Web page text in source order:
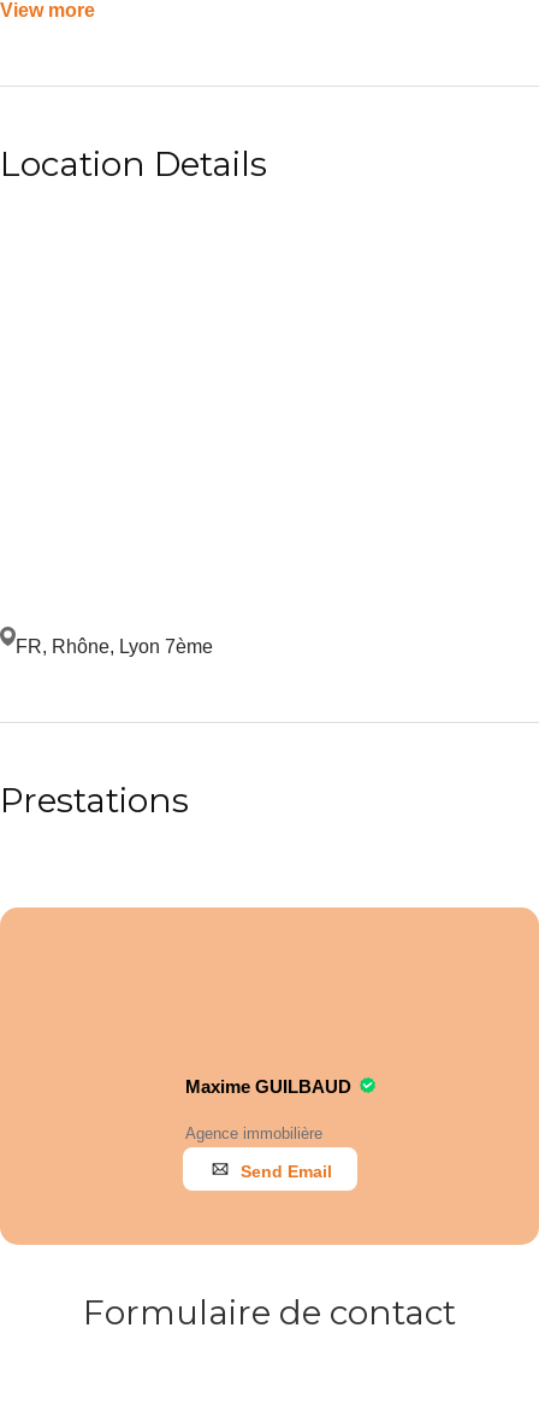
View more
Location Details
FR, Rhône, Lyon 7ème
Prestations
Maxime GUILBAUD
Agence immobilière
Send Email
Formulaire de contact